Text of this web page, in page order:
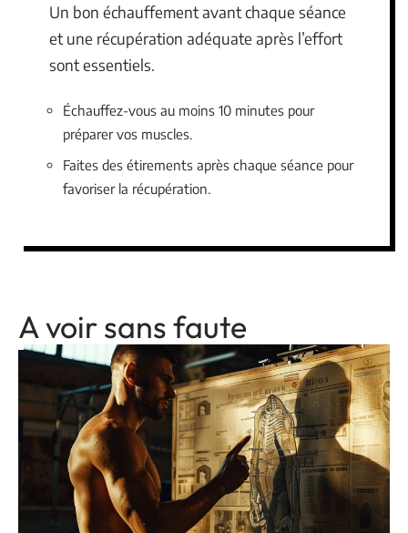
Un bon échauffement avant chaque séance
et une récupération adéquate après l’effort
sont essentiels.
Échauffez-vous au moins 10 minutes pour
préparer vos muscles.
Faites des étirements après chaque séance pour
favoriser la récupération.
A voir sans faute